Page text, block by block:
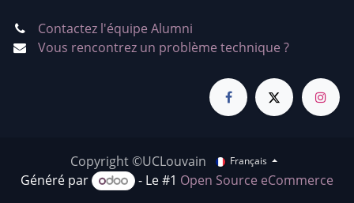
Contactez l'équipe Alumni
Vous rencontrez un problème technique ?
Copyright ©UCLouvain Français
Généré par - Le #1 Open Source eCommerce